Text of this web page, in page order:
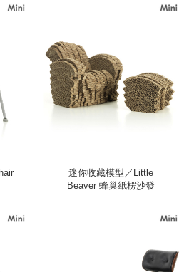
迷你收藏模型／Little
Beaver 蜂巢紙楞沙發